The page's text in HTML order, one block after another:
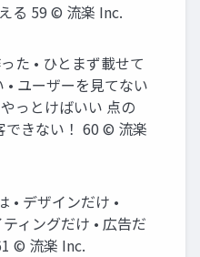
る 59 © 流楽 Inc.
た • ひとまず載せて
• ユーザーを見てない
っとけばいい 点の
できない！ 60 © 流楽
• デザインだけ •
ィングだけ • 広告だ
© 流楽 Inc.